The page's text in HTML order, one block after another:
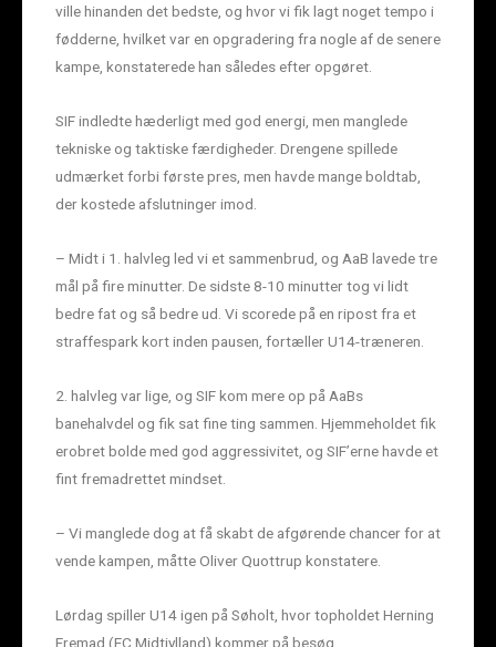
ville hinanden det bedste, og hvor vi fik lagt noget tempo i
fødderne, hvilket var en opgradering fra nogle af de senere
kampe, konstaterede han således efter opgøret.
SIF indledte hæderligt med god energi, men manglede
tekniske og taktiske færdigheder. Drengene spillede
udmærket forbi første pres, men havde mange boldtab,
der kostede afslutninger imod.
– Midt i 1. halvleg led vi et sammenbrud, og AaB lavede tre
mål på fire minutter. De sidste 8-10 minutter tog vi lidt
bedre fat og så bedre ud. Vi scorede på en ripost fra et
straffespark kort inden pausen, fortæller U14-træneren.
2. halvleg var lige, og SIF kom mere op på AaBs
banehalvdel og fik sat fine ting sammen. Hjemmeholdet fik
erobret bolde med god aggressivitet, og SIF’erne havde et
fint fremadrettet mindset.
– Vi manglede dog at få skabt de afgørende chancer for at
vende kampen, måtte Oliver Quottrup konstatere.
Lørdag spiller U14 igen på Søholt, hvor topholdet Herning
Fremad (FC Midtjylland) kommer på besøg.